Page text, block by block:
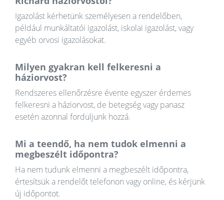
Igazolást kérhetünk személyesen a rendelőben,
például munkáltatói igazolást, iskolai igazolást, vagy
egyéb orvosi igazolásokat.
Milyen gyakran kell felkeresni a
háziorvost?
Rendszeres ellenőrzésre évente egyszer érdemes
felkeresni a háziorvost, de betegség vagy panasz
esetén azonnal forduljunk hozzá.
Mi a teendő, ha nem tudok elmenni a
megbeszélt időpontra?
Ha nem tudunk elmenni a megbeszélt időpontra,
értesítsük a rendelőt telefonon vagy online, és kérjünk
új időpontot.